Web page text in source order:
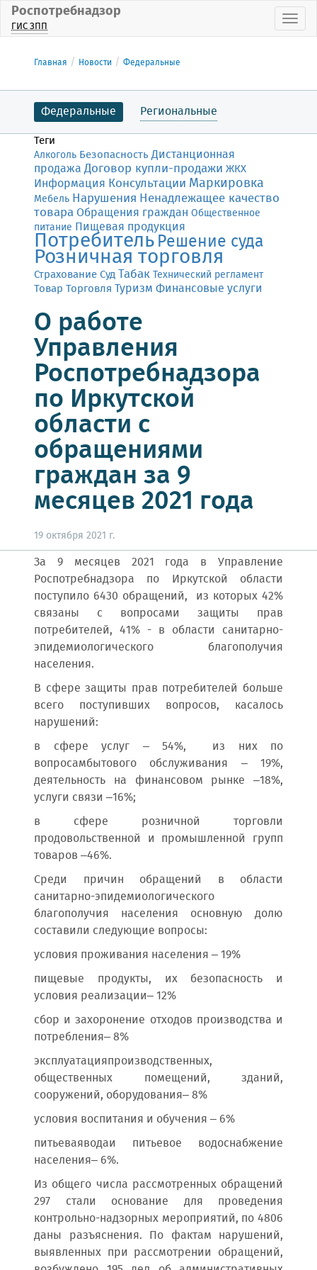
Роспотребнадзор
ГИС ЗПП
Главная Новости Федеральные
Федеральные Региональные
Теги
Алкоголь БезопасностьДистанционная
продажа Договор купли-продажи ЖКХ
Информация Консультации Маркировка
Мебель Нарушения Ненадлежащее качество
товара Обращения граждан Общественное
питание Пищевая продукция
ПотребительРешение суда
Розничная торговля
СтрахованиеСудТабакТехнический регламент
Товар Торговля Туризм Финансовые услуги
О работе
Управления
Роспотребнадзора
по Иркутской
области с
обращениями
граждан за 9
месяцев 2021 года
19 октября 2021 г.
За 9 месяцев 2021 года в Управление
Роспотребнадзора по Иркутской области
поступило 6430 обращений, из которых 42%
связаны с вопросами защиты прав
потребителей, 41% - в области санитарно-
эпидемиологического благополучия
населения.
В сфере защиты прав потребителей больше
всего поступивших вопросов, касалось
нарушений:
в сфере услуг – 54%, из них по
вопросамбытового обслуживания – 19%,
деятельность на финансовом рынке –18%,
услуги связи –16%;
в сфере розничной торговли
продовольственной и промышленной групп
товаров –46%.
Среди причин обращений в области
санитарно-эпидемиологического
благополучия населения основную долю
составили следующие вопросы:
условия проживания населения – 19%
пищевые продукты, их безопасность и
условия реализации– 12%
сбор и захоронение отходов производства и
потребления– 8%
эксплуатацияпроизводственных,
общественных помещений, зданий,
сооружений, оборудования– 8%
условия воспитания и обучения – 6%
питьеваяводаи питьевое водоснабжение
населения– 6%.
Из общего числа рассмотренных обращений
297 стали основание для проведения
контрольно-надзорных мероприятий, по 4806
даны разъяснения. По фактам нарушений,
выявленных при рассмотрении обращений,